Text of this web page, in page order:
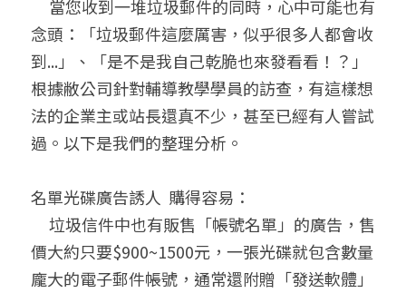
跨境電商實績
聯絡我們
搜索
念頭：「垃圾郵件這麼厲害，似乎很多人都會收
到...」、「是不是我自己乾脆也來發看看！？」
根據敝公司針對輔導教學學員的訪查，有這樣想
法的企業主或站長還真不少，甚至已經有人嘗試
過。以下是我們的整理分析。
名單光碟廣告誘人  購得容易：
價大約只要$900~1500元，一張光碟就包含數量
龐大的電子郵件帳號，通常還附贈「發送軟體」